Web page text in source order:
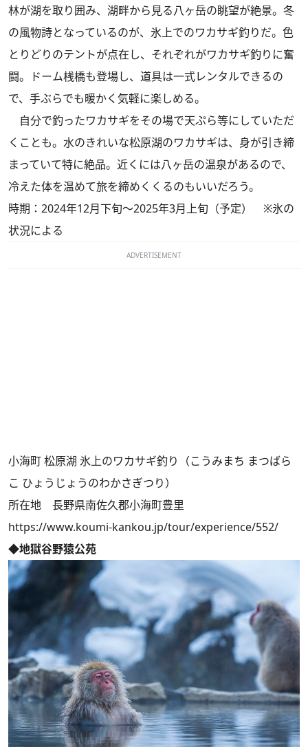
林が湖を取り囲み、湖畔から見る八ヶ岳の眺望が絶景。冬
の風物詩となっているのが、氷上でのワカサギ釣りだ。色
とりどりのテントが点在し、それぞれがワカサギ釣りに奮
闘。ドーム桟橋も登場し、道具は一式レンタルできるの
で、手ぶらでも暖かく気軽に楽しめる。
自分で釣ったワカサギをその場で天ぷら等にしていただ
くことも。水のきれいな松原湖のワカサギは、身が引き締
まっていて特に絶品。近くには八ヶ岳の温泉があるので、
冷えた体を温めて旅を締めくくるのもいいだろう。
時期：2024年12月下旬～2025年3月上旬（予定） ※氷の
状況による
ADVERTISEMENT
小海町 松原湖 氷上のワカサギ釣り（こうみまち まつばら
こ ひょうじょうのわかさぎつり）
所在地 長野県南佐久郡小海町豊里
https://www.koumi-kankou.jp/tour/experience/552/
◆地獄谷野猿公苑